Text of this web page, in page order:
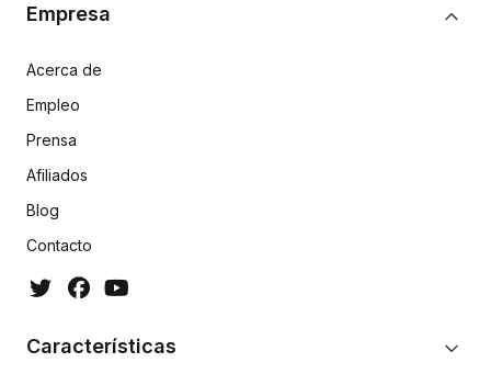
Empresa
Acerca de
Empleo
Prensa
Afiliados
Blog
Contacto
Características